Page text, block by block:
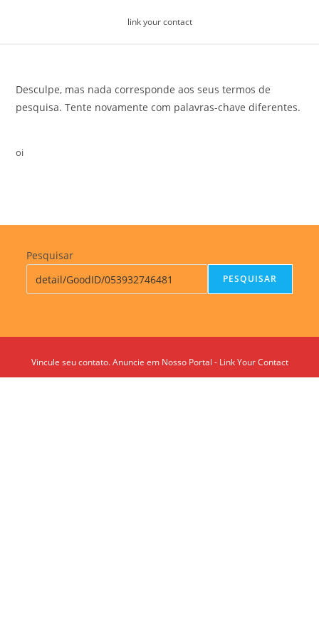
link your contact
Desculpe, mas nada corresponde aos seus termos de
pesquisa. Tente novamente com palavras-chave diferentes.
oi
Pesquisar
PESQUISAR
Vincule seu contato. Anuncie em Nosso Portal - Link Your Contact